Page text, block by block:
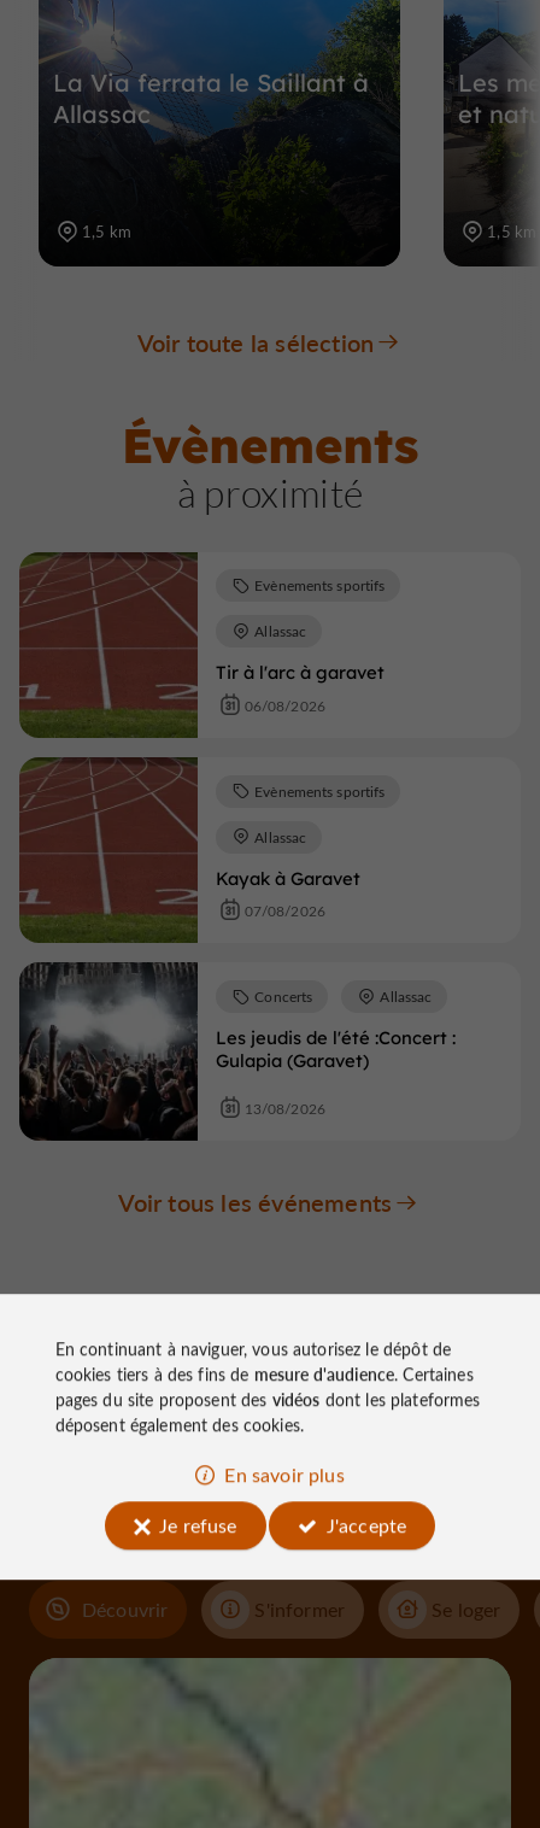
La Via ferrata le Saillant à
Allassac
1,5 km
Les
et
1,5 km
Voir toute la sélection
Évènements
à proximité
Tir à l'arc à garavet
Evènements sportifs
Allassac
06/08/2026
Kayak à Garavet
Evènements sportifs
Allassac
07/08/2026
Les jeudis de l'été :Concert :
Gulapia (Garavet)
Concerts Allassac
13/08/2026
Voir tous les événements
À découvrir
aux
alentours
Découvrir S'informer Se loger
En continuant à naviguer, vous autorisez le dépôt de
cookies tiers à des fins de mesure d'audience. Certaines
pages du site proposent des vidéos dont les plateformes
déposent également des cookies.
En savoir plus
Je refuse
J'accepte